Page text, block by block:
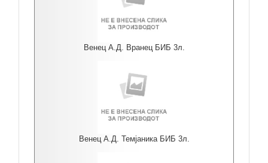
Венец А.Д. Вранец БИБ 3л.
Венец А.Д. Темјаника БИБ 3л.